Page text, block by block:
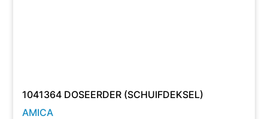
1041364 DOSEERDER (SCHUIFDEKSEL)
AMICA